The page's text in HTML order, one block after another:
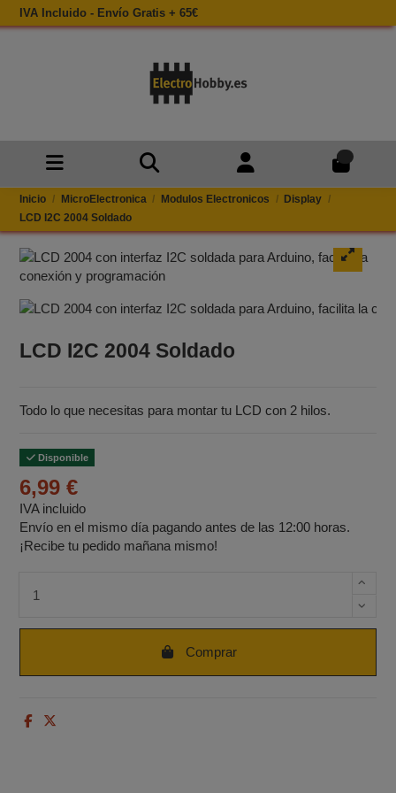
IVA Incluido - Envío Gratis + 65€
Inicio MicroElectronica Modulos Electronicos
Display
LCD I2C 2004 Soldado
LCD I2C 2004 Soldado
Todo lo que necesitas para montar tu LCD con 2 hilos.
Disponible
6,99 €
IVA incluido
Envío en el mismo día pagando antes de las 12:00 horas.
¡Recibe tu pedido mañana mismo!
Comprar